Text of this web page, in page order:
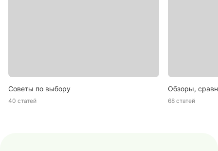
Советы по выбору
40 статей
Обзоры,
68 статей